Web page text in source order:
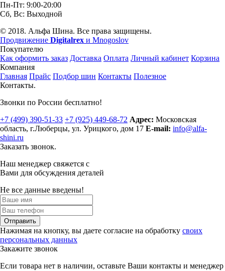
Пн-Пт: 9:00-20:00
Сб, Вс: Выходной
© 2018. Альфа Шина. Все права защищены.
Продвижение Digitalrex и Mnogoslov
Покупателю
Как оформить заказ Доставка Оплата Личный кабинет Корзина
Компания
Главная Прайс Подбор шин Контакты Полезное
Контакты.
Звонки по России бесплатно!
+7 (499) 390-51-33 +7 (925) 449-68-72 Адрес: Московская
область, г.Люберцы, ул. Урицкого, дом 17 E-mail: info@alfa-
shini.ru
Заказать звонок.
Наш менеджер свяжется с
Вами для обсуждения деталей
Не все данные введены!
Отправить
Нажимая на кнопку, вы даете согласие на обработку своих
персональных данных
Закажите звонок
Если товара нет в наличии, оставьте Ваши контакты и менеджер